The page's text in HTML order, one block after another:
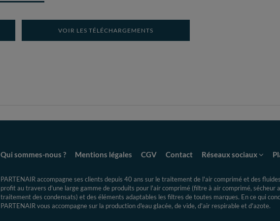
VOIR LES TÉLÉCHARGEMENTS
Qui sommes-nous ? Mentions légales CGV Contact Réseaux sociaux
PARTENAIR accompagne ses clients depuis 40 ans sur le traitement de l'air comprimé et des
profit au travers d'une large gamme de produits pour l'air comprimé (filtre à air comprimé, sécheur
traitement des condensats) et des éléments adaptables les filtres de toutes marques. En ce qui
PARTENAIR vous accompagne sur la production d'eau glacée, de vide, d'air respirable et d'azote.